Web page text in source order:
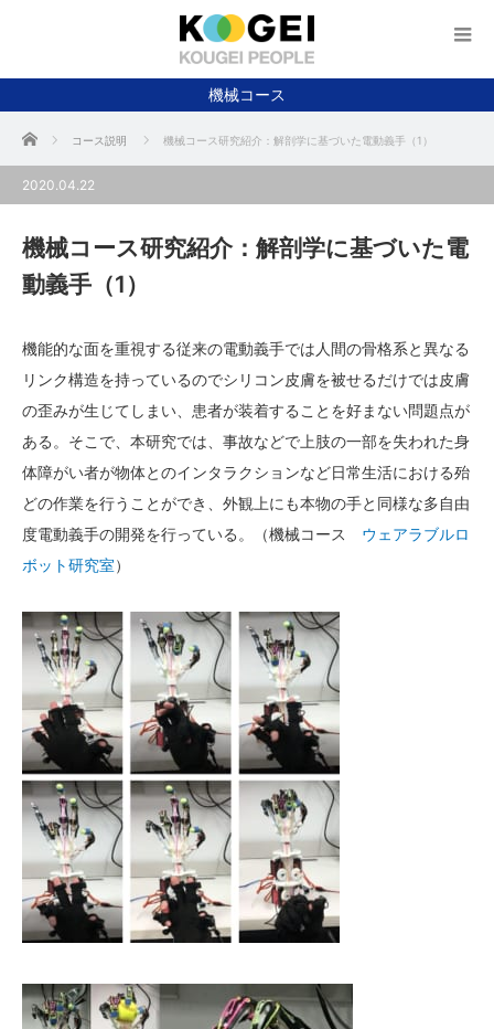
機械コース
ホーム コース説明 機械コース研究紹介：解剖学に基づいた電動義手（1）
2020.04.22
機械コース研究紹介：解剖学に基づいた電
動義手（1）
機能的な面を重視する従来の電動義手では人間の骨格系と異なる
リンク構造を持っているのでシリコン皮膚を被せるだけでは皮膚
の歪みが生じてしまい、患者が装着することを好まない問題点が
ある。そこで、本研究では、事故などで上肢の一部を失われた身
体障がい者が物体とのインタラクションなど日常生活における殆
どの作業を行うことができ、外観上にも本物の手と同様な多自由
度電動義手の開発を行っている。（機械コース ウェアラブルロ
ボット研究室）